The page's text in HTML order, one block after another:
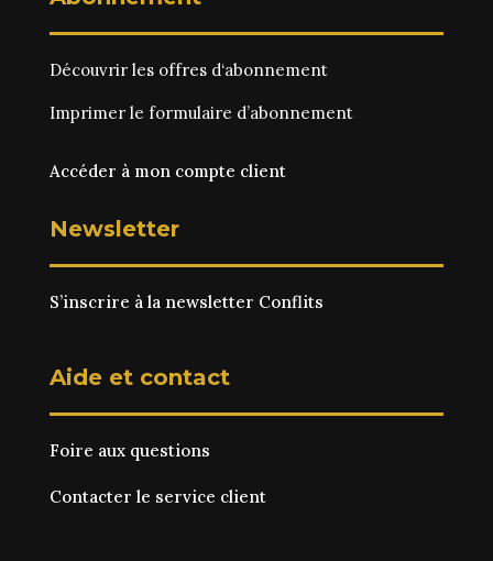
Découvrir les offres d‘abonnement
Imprimer le formulaire d’abonnement
Accéder à mon compte client
Newsletter
S’inscrire à la newsletter Conflits
Aide et contact
Foire aux questions
Contacter le service client